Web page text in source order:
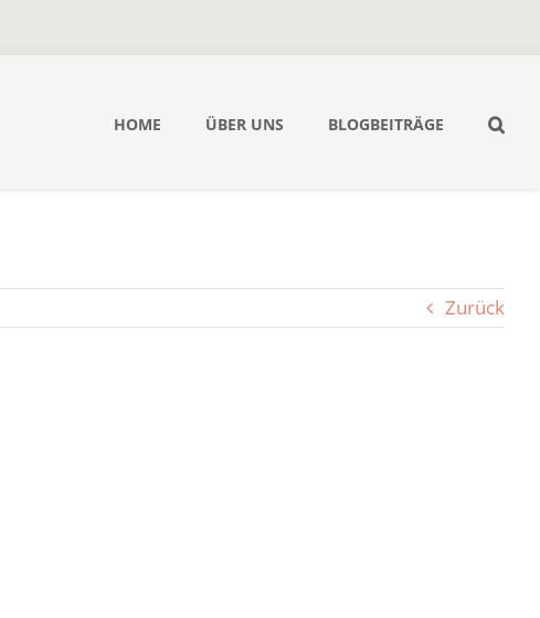
HOME ÜBER UNS BLOGBEITRÄGE
Zurück